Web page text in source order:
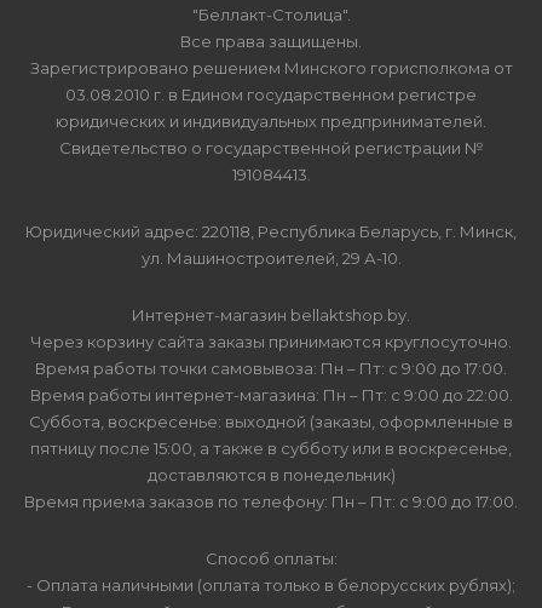
"Беллакт-Столица".
Все права защищены.
Зарегистрировано решением Минского горисполкома от
03.08.2010 г. в Едином государственном регистре
юридических и индивидуальных предпринимателей.
Свидетельство о государственной регистрации №
191084413.
Юридический адрес: 220118, Республика Беларусь, г. Минск,
ул. Машиностроителей, 29 А-10.
Интернет-магазин bellaktshop.by.
Через корзину сайта заказы принимаются круглосуточно.
Время работы точки самовывоза: Пн – Пт: с 9:00 до 17:00.
Время работы интернет-магазина: Пн – Пт: с 9:00 до 22:00.
Суббота, воскресенье: выходной (заказы, оформленные в
пятницу после 15:00, а также в субботу или в воскресенье,
доставляются в понедельник)
Время приема заказов по телефону: Пн – Пт: с 9:00 до 17:00.
Способ оплаты:
- Оплата наличными (оплата только в белорусских рублях);